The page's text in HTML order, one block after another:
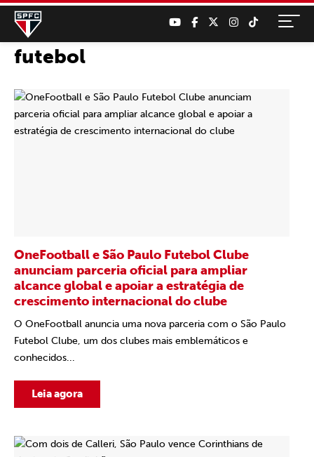
futebol
OneFootball e São Paulo Futebol Clube
anunciam parceria oficial para ampliar
alcance global e apoiar a estratégia de
crescimento internacional do clube
O OneFootball anuncia uma nova parceria com o São Paulo
Futebol Clube, um dos clubes mais emblemáticos e
conhecidos...
Leia agora